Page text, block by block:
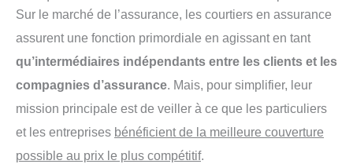
Sur le marché de l’assurance, les courtiers en assurance
assurent une fonction primordiale en agissant en tant
qu’intermédiaires indépendants entre les clients et les
compagnies d’assurance. Mais, pour simplifier, leur
mission principale est de veiller à ce que les particuliers
et les entreprises bénéficient de la meilleure couverture
possible au prix le plus compétitif.